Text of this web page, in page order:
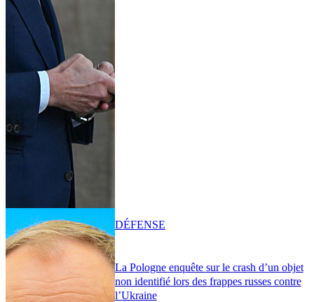
La Pologne enquête sur le crash d’un objet
non identifié lors des frappes russes contre
l’Ukraine
DÉFENSE